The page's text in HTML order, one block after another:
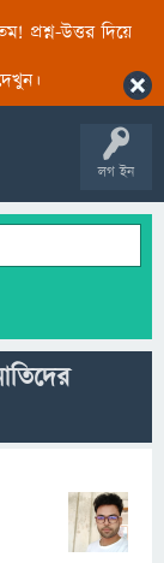
প্রশ্ন-উত্তর দিয়ে
লগ ইন